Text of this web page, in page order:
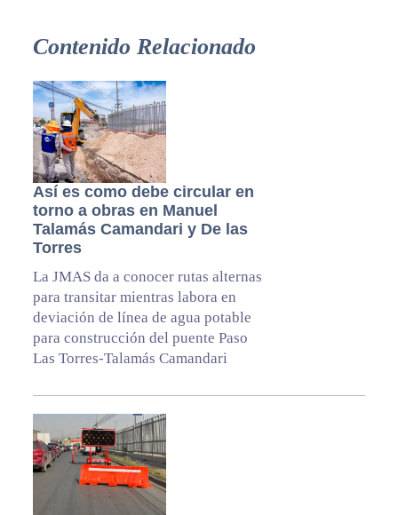
Contenido Relacionado
Así es como debe circular en
torno a obras en Manuel
Talamás Camandari y De las
Torres
La JMAS da a conocer rutas alternas
para transitar mientras labora en
deviación de línea de agua potable
para construcción del puente Paso
Las Torres-Talamás Camandari